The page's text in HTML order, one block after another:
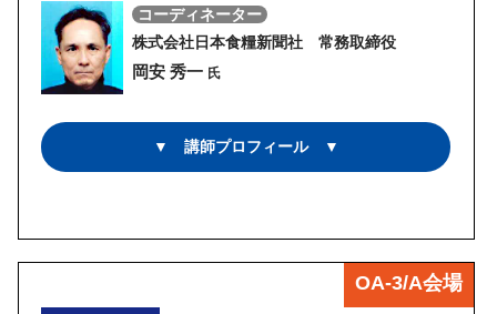
コーディネーター
株式会社日本食糧新聞社 常務取締役
岡安 秀一 氏
▼ 講師プロフィール ▼
OA-3/A会場